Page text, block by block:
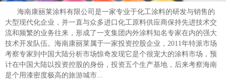
海南康丽莱涂料有限公司是一家专业于化工涂料的研发与销售的
大型现代化企业，并一直与众多进口化工原料供应商保持先进技术交
流和频繁的业务往来，形成了一支集团内外涂料知名专家在内的强大
技术开发队伍。海南康丽莱属于一家投资控股企业，2011年特派市场
考察专家到中国大陆分析市场惊奇发现它是个很宠大的涂料市场，预
计在中国大陆以投资控股的身份，投资五个生产基地，后来考察海南
是个用漆密度极高的旅游城市...